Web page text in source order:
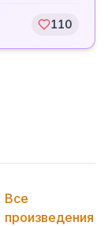
110
Все
произведения